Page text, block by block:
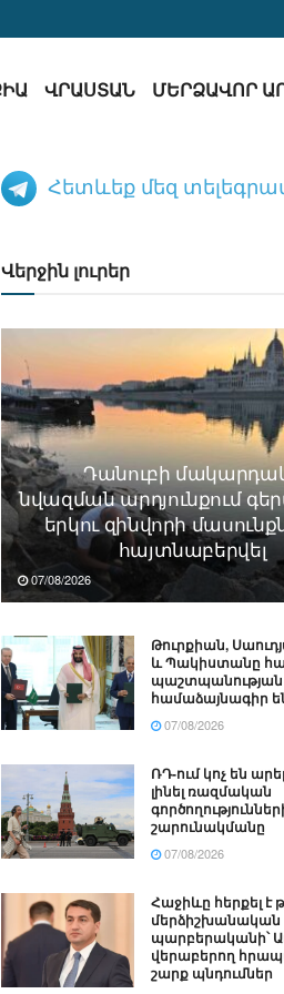
ՎՐԱՍՏԱՆ ՄԵՐՁԱՎՈՐ
Հետևեք մեզ
Վերջին լուրեր
Դանուբի
նվազման արդյունքում
երկու զինվորի
հայտնաբերվել
07/08/2026
Թուրքիան,
և Պակիստանը
պաշտպանության
համաձայնագիր
07/08/2026
ՌԴ-ում կոչ են
լինել ռազմական
շարունակմանը
07/08/2026
Հաջիևը հերքել է
մերձիշխանական
պարբերականի՝
վերաբերող
շարք պնդումներ